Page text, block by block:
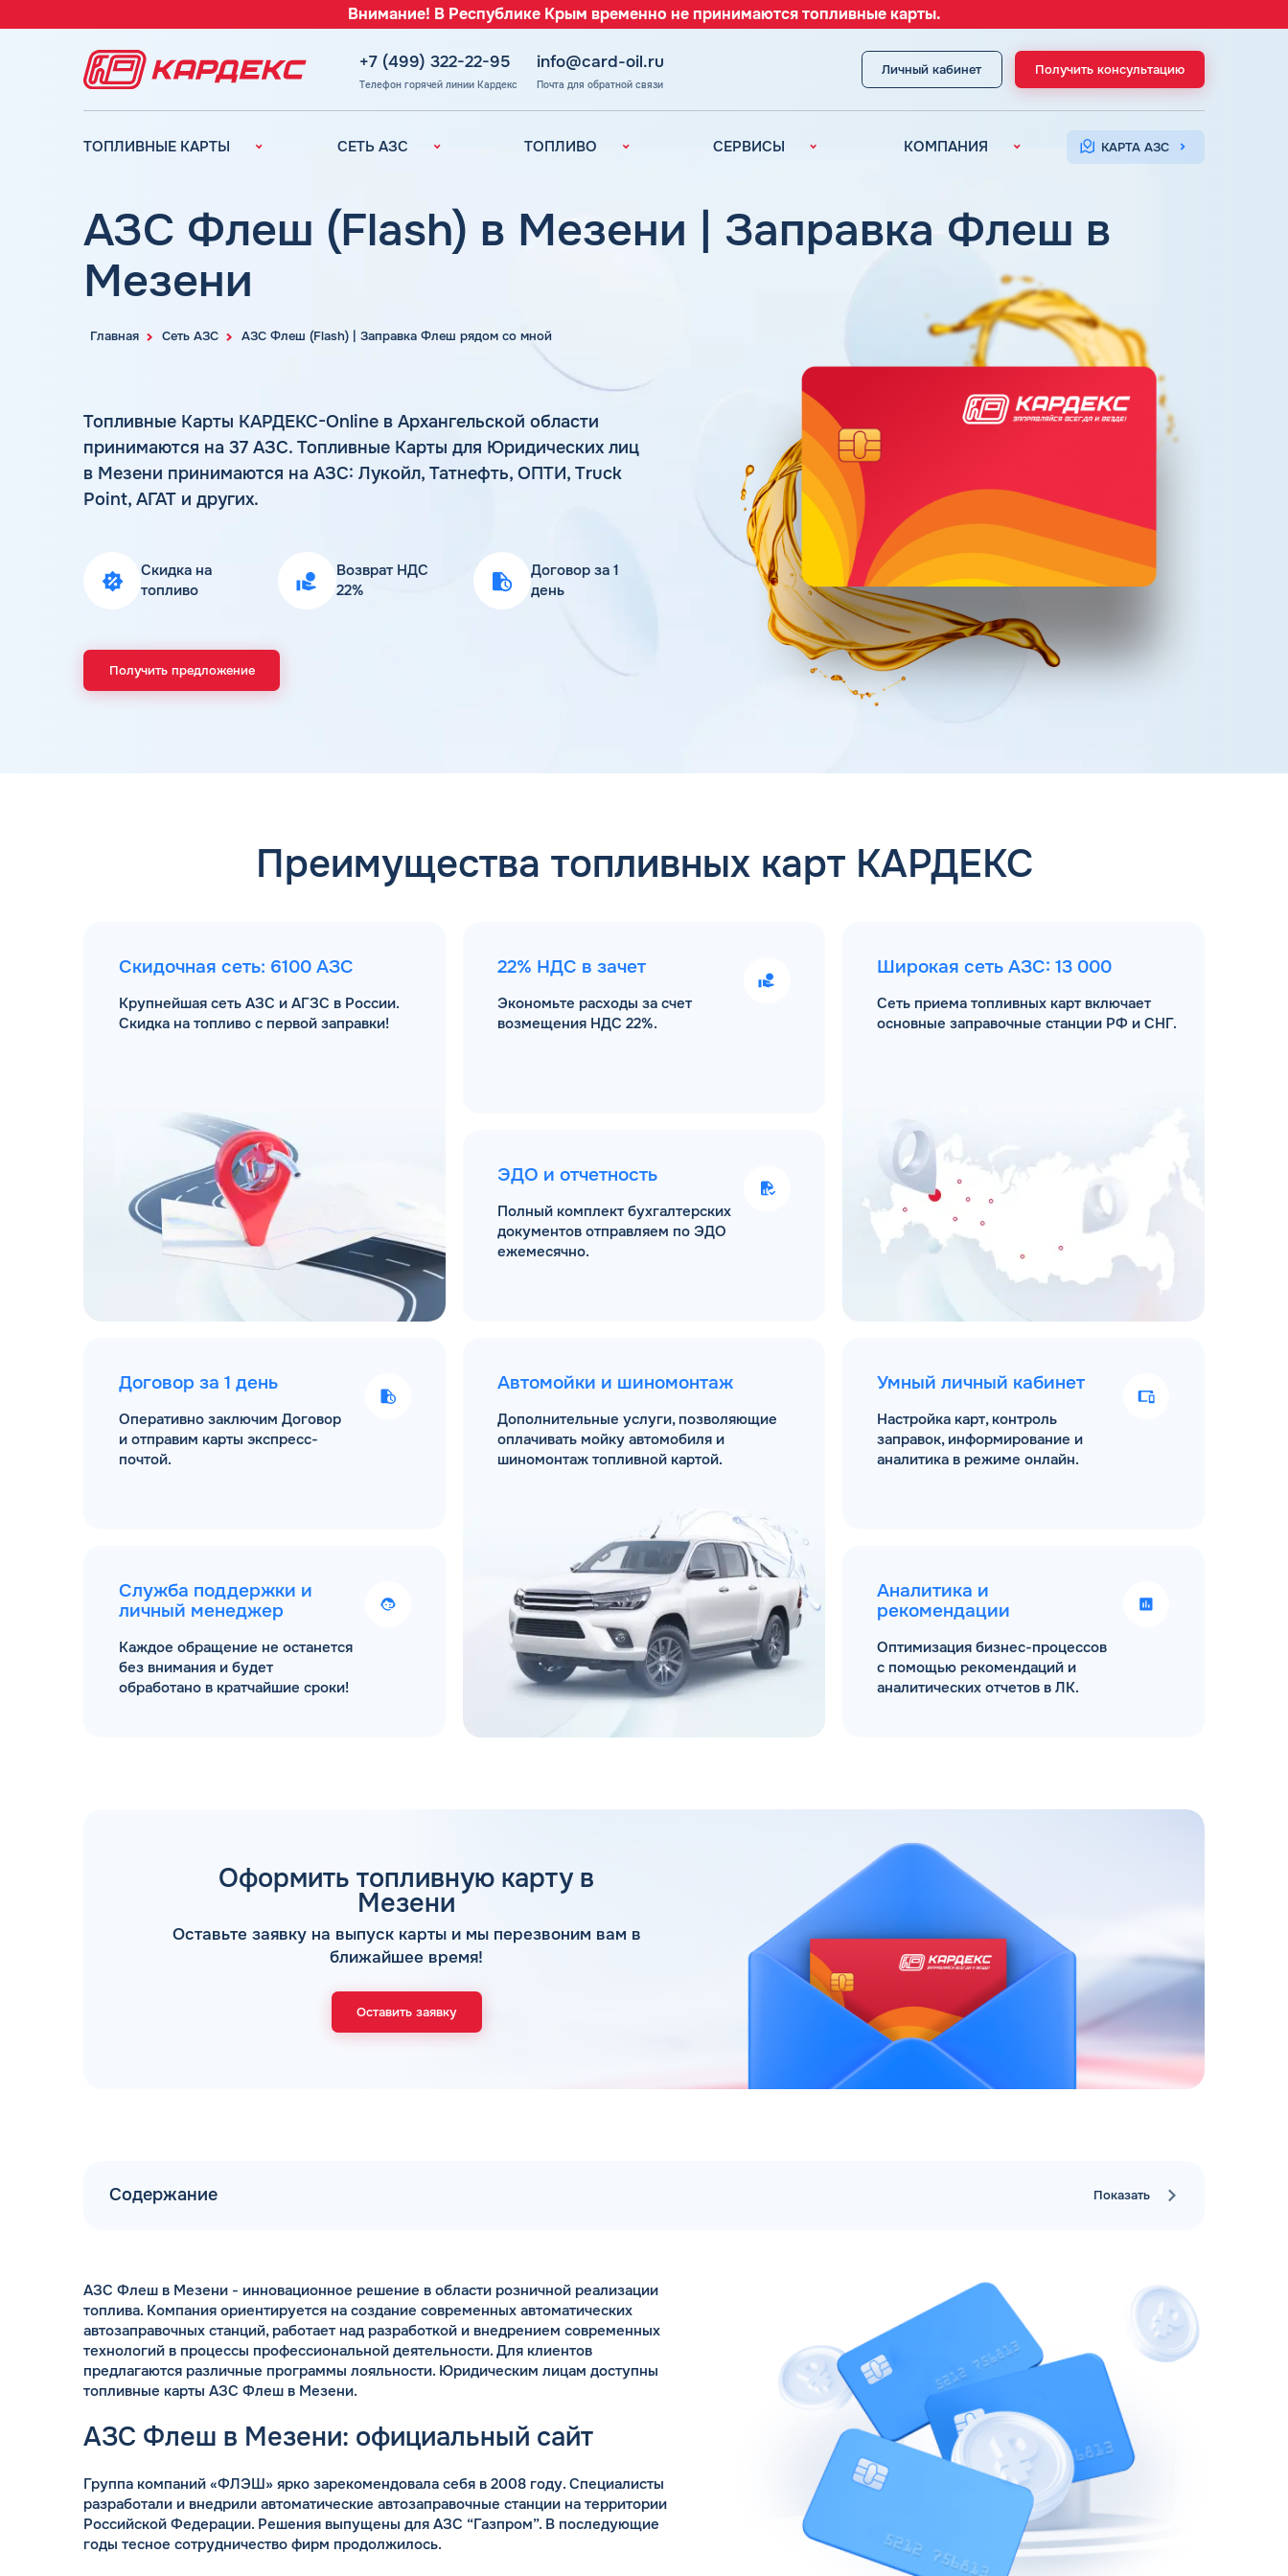
Внимание! В Республике Крым временно не принимаются топливные карты.
+7 (499) 322-22-95
Телефон горячей линии Кардекс
info@card-oil.ru
Почта для обратной связи
Личный кабинет Получить консультацию
ТОПЛИВНЫЕ КАРТЫ
Преимущества
Индивидуальный
Автомойки
Вопросы и Ответы
СЕТЬ АЗС
АЗС Газпромнефть
АЗС Газпром
Нефтьмагистраль
ТОПЛИВО
Бензин
Топливные бренды
Наши города
Калькулятор
расхода топлива
Статьи
Цена бензина и ДТ
СЕРВИСЫ
Документооборот
(ЭДО)
Уведомления об
окончании баланса
КОМПАНИЯ КАРТА АЗС
Главная Сеть АЗС АЗС Флеш (Flash) | Заправка Флеш рядом со мной
АЗС Флеш (Flash) в Мезени | Заправка Флеш в
Мезени
Топливные Карты КАРДЕКС-Online в Архангельской области
принимаются на 37 АЗС. Топливные Карты для Юридических лиц
в Мезени принимаются на АЗС: Лукойл, Татнефть, ОПТИ, Truck
Point, АГАТ и других.
Скидка на
топливо
Возврат НДС
22%
Договор за 1
день
Получить предложение
Преимущества топливных карт КАРДЕКС
Скидочная сеть: 6100 АЗС
Крупнейшая сеть АЗС и АГЗС в России.
Скидка на топливо с первой заправки!
Договор за 1 день
Оперативно заключим Договор
и отправим карты экспресс-
почтой.
Служба поддержки и
личный менеджер
Каждое обращение не останется
без внимания и будет
обработано в кратчайшие сроки!
22% НДС в зачет
Экономьте расходы за счет
возмещения НДС 22%.
ЭДО и отчетность
Полный комплект бухгалтерских
документов отправляем по ЭДО
ежемесячно.
Автомойки и шиномонтаж
Дополнительные услуги, позволяющие
оплачивать мойку автомобиля и
шиномонтаж топливной картой.
Широкая сеть АЗС: 13 000
Сеть приема топливных карт включает
основные заправочные станции РФ и СНГ.
Умный личный кабинет
Настройка карт, контроль
заправок, информирование и
аналитика в режиме онлайн.
Аналитика и
рекомендации
Оптимизация бизнес-процессов
с помощью рекомендаций и
аналитических отчетов в ЛК.
Оформить топливную карту в
Мезени
Оставьте заявку на выпуск карты и мы перезвоним вам в
ближайшее время!
Оставить заявку
Содержание Показать
АЗС Флеш в Мезени - инновационное решение в области розничной реализации
топлива. Компания ориентируется на создание современных автоматических
автозаправочных станций, работает над разработкой и внедрением современных
технологий в процессы профессиональной деятельности. Для клиентов
предлагаются различные программы лояльности. Юридическим лицам доступны
топливные карты АЗС Флеш в Мезени.
АЗС Флеш в Мезени: официальный сайт
Группа компаний «ФЛЭШ» ярко зарекомендовала себя в 2008 году. Специалисты
разработали и внедрили автоматические автозаправочные станции на территории
Российской Федерации. Решения выпущены для АЗС “Газпром”. В последующие
годы тесное сотрудничество фирм продолжилось.
ТОПЛИВНЫЕ КАРТЫ ДЛЯ ЮР. ЛИЦ И ИП
ДОГОВОР ЗА 5 МИНУТ
мгновенное заключение Договора и выпуск карт в
день обращения
ЗАКАЗАТЬ
ОБРАТНЫЙ ЗВОНОК
Имя*
ОФОРМИТЬ ЗАЯВКУ
Заполняя форму, ясоглашаюсь с обработкой персональных
данных
ЗАВТРА
Мы свяжемся с Вами в ближайшее рабочее время: пн-пт с 9:00 до 18:00 по МСК